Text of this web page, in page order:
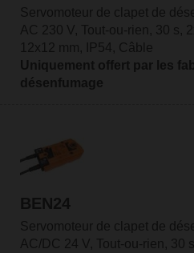
Servomoteur de clapet de
AC 230 V, Tout-ou-rien, 30 s,
12x12 mm, IP54, Câble
Uniquement offert par les
désenfumage
BEN24
Servomoteur de clapet de
AC/DC 24 V, Tout-ou-rien, 30